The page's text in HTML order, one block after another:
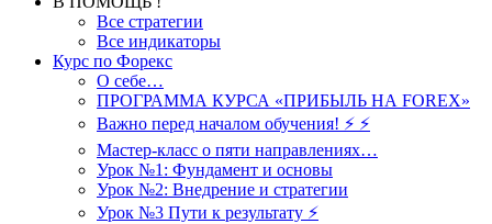
Все стратегии
Все индикаторы
Курс по Форекс
О себе…
ПРОГРАММА КУРСА «ПРИБЫЛЬ НА FOREX»
Важно перед началом обучения! ⚡ ⚡
Мастер-класс о пяти направлениях…
Урок №1: Фундамент и основы
Урок №2: Внедрение и стратегии
Урок №3 Пути к результату ⚡️